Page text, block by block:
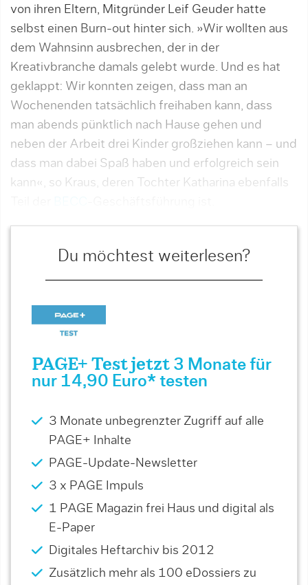
von ihren Eltern, Mitgründer Leif Geuder hatte
selbst ei­nen Burn-out hinter sich. »Wir wollten aus
dem Wahn­sinn ausbrechen, der in der
Kreativbranche da­mals gelebt wurde. Und es hat
geklappt: Wir konn­ten zeigen, dass man an
Wochenenden tatsächlich freihaben kann, dass
man abends pünktlich nach Hause gehen und
neben der Arbeit drei Kinder groß­ziehen kann – und
dass man dabei Spaß haben und erfolgreich sein
kann«, so Kraus, deren Tochter Katha­rina ebenfalls
Du möchtest weiterlesen?
PAGE+ Test jetzt 3 Monate für
nur 14,90 Euro* testen
3 Monate unbegrenzter Zugriff auf alle
PAGE+ Inhalte
PAGE-Update-Newsletter
3 x PAGE Impuls
1 PAGE Magazin frei Haus und digital als
E-Paper
Digitales Heftarchiv bis 2012
Zusätzlich mehr als 100 eDossiers zu